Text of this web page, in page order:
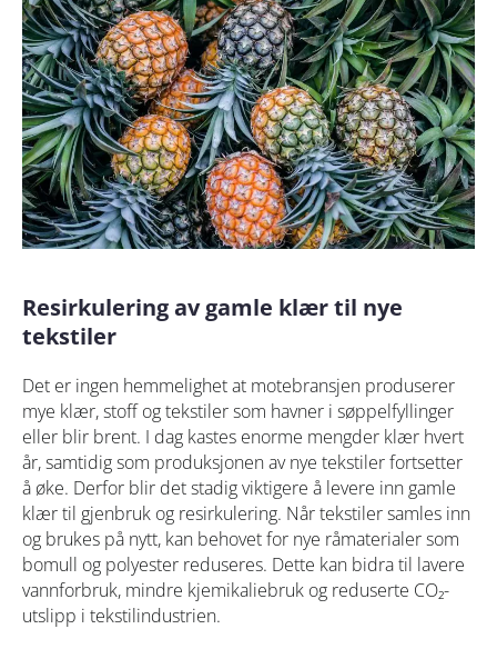
Resirkulering av gamle klær til nye
tekstiler
Det er ingen hemmelighet at motebransjen produserer
mye klær, stoff og tekstiler som havner i søppelfyllinger
eller blir brent. I dag kastes enorme mengder klær hvert
år, samtidig som produksjonen av nye tekstiler fortsetter
å øke. Derfor blir det stadig viktigere å levere inn gamle
klær til gjenbruk og resirkulering. Når tekstiler samles inn
og brukes på nytt, kan behovet for nye råmaterialer som
bomull og polyester reduseres. Dette kan bidra til lavere
vannforbruk, mindre kjemikaliebruk og reduserte CO₂-
utslipp i tekstilindustrien.